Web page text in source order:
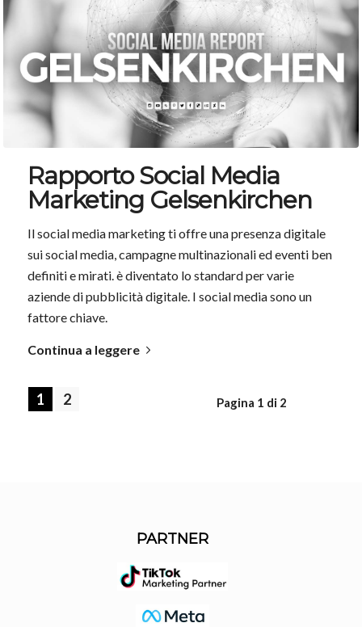
Rapporto Social Media
Marketing Gelsenkirchen
Il social media marketing ti offre una presenza digitale
sui social media, campagne multinazionali ed eventi ben
definiti e mirati. è diventato lo standard per varie
aziende di pubblicità digitale. I social media sono un
fattore chiave.
Continua a leggere
Pagina 1 di 2
1 2
PARTNER